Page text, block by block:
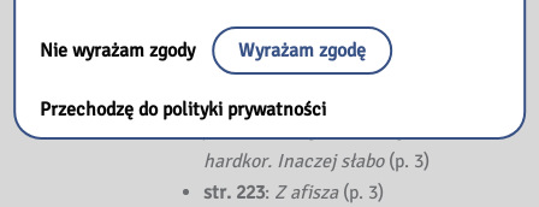
str. 221:Nowe sztuki
Miłosława Skomra Zawsze
hardkor. Inaczej słabo(p. 3)
str. 223: Z afisza(p. 3)
Nie wyrażam zgody Wyrażam zgodę
Przechodzę do polityki prywatności